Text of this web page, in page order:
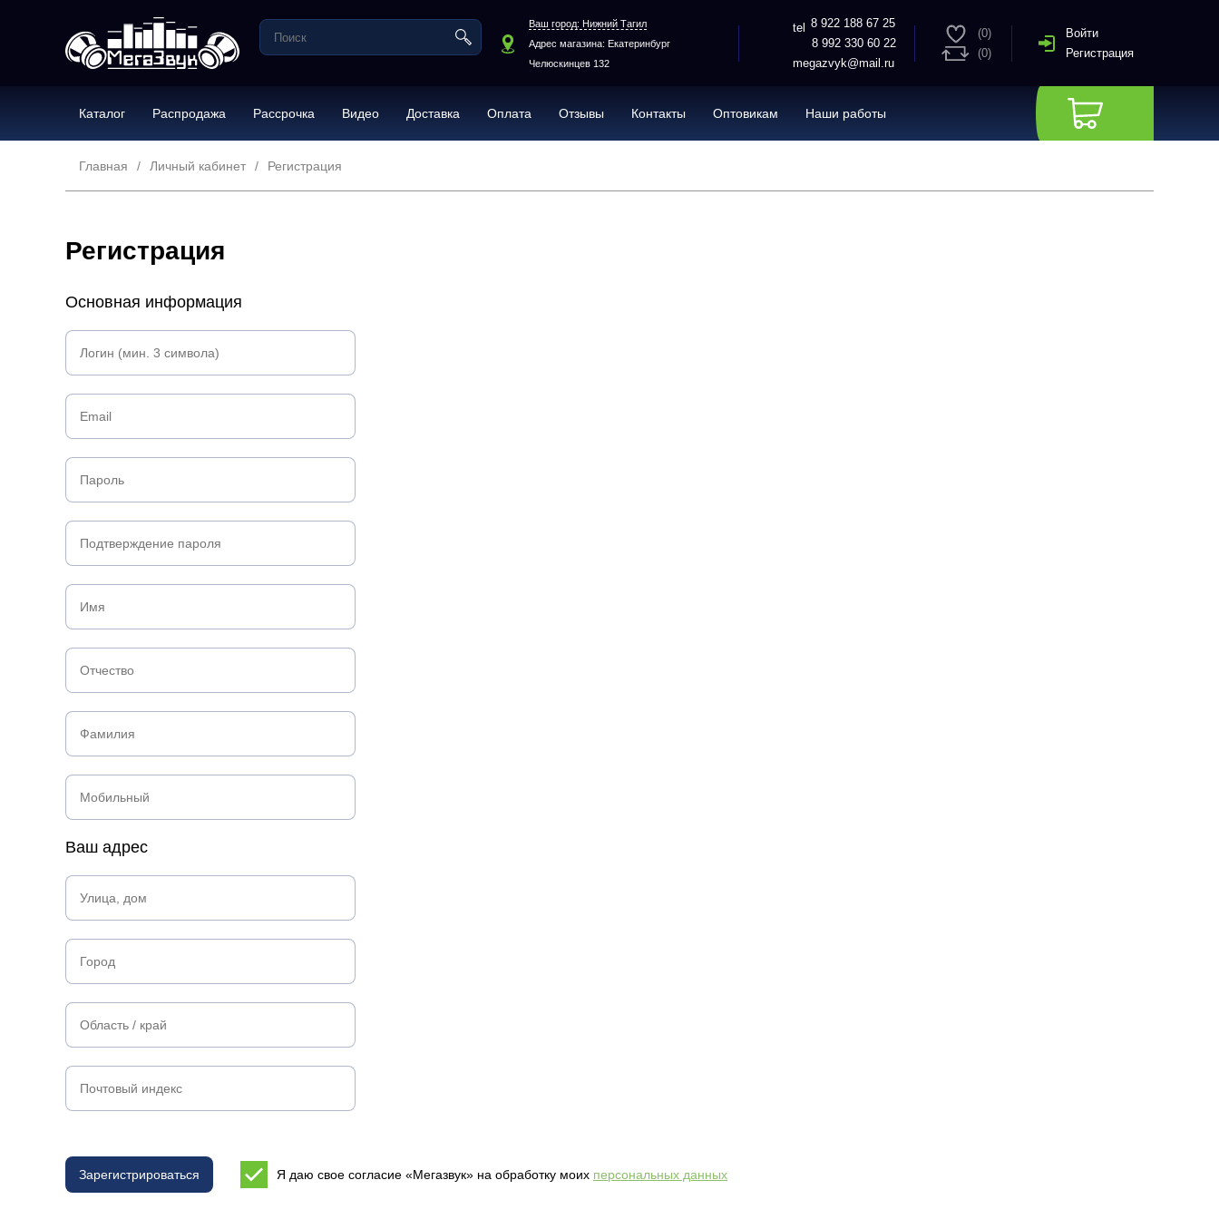
Ваш город: Нижний Тагил
Адрес магазина: Екатеринбург
Челюскинцев 132
8 922 188 67 25
8 992 330 60 22
megazvyk@mail.ru
(0)
(0)
Войти
Регистрация
Каталог Распродажа Рассрочка Видео Доставка Оплата Отзывы Контакты Оптовикам Наши работы
Главная Личный кабинет Регистрация
Регистрация
Основная информация
Ваш адрес
Зарегистрироваться Я даю свое согласие «Мегазвук» на обработку моих персональных данных